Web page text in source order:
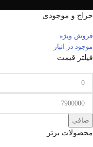
حراج و موجودی
فروش ویژه
موجود در انبار
فیلتر قیمت
صافی
محصولات برتر